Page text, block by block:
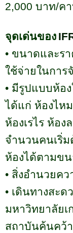
2,000 บาท/ค
จุดเด่นของ
• ขนาดและร
ใช้จ่ายในกา
• มีรูปแบบห้อ
ได้แก่ ห้องไห
ห้องเรไร ห้อ
จำนวนคนเริ่
ห้องได้ตามข
• สิ่งอำนวยค
• เดินทางสะด
มหาวิทยาลัย
สถาบันค้นคว้